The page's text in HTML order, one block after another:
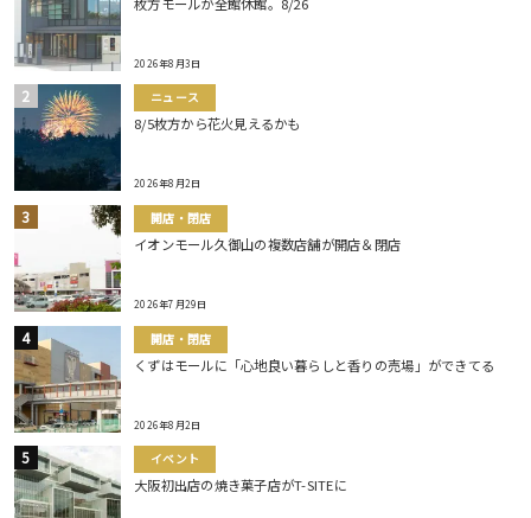
2026年8月3日
ニュース
8/5枚方から花火見えるかも
2026年8月2日
開店・閉店
イオンモール久御山の複数店舗が開店＆閉店
2026年7月29日
開店・閉店
くずはモールに「心地良い暮らしと香りの売場」ができてる
2026年8月2日
イベント
大阪初出店の焼き菓子店がT-SITEに